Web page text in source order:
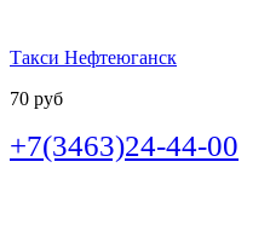
Такси Нефтеюганск
70 руб
+7(3463)24-44-00